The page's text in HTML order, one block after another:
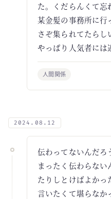
た。くだらんくて忘
某金髪の事務所に行
さぞ集られてたらし
やっぱり人気者には
人間関係
2024.08.12
伝わってないんだろ
まったく伝わらな
たりしとけばよかっ
言いたくて堪らなか